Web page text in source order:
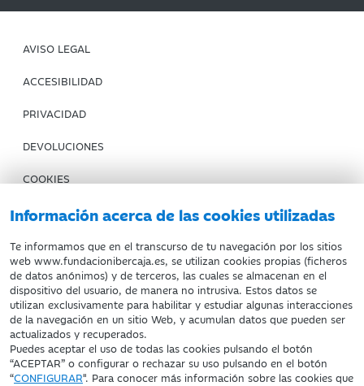
Información acerca de las cookies utilizadas
Te informamos que en el transcurso de tu navegación por los sitios
web www.fundacionibercaja.es, se utilizan cookies propias (ficheros
de datos anónimos) y de terceros, las cuales se almacenan en el
dispositivo del usuario, de manera no intrusiva. Estos datos se
utilizan exclusivamente para habilitar y estudiar algunas interacciones
de la navegación en un sitio Web, y acumulan datos que pueden ser
actualizados y recuperados.
Puedes aceptar el uso de todas las cookies pulsando el botón
“ACEPTAR” o configurar o rechazar su uso pulsando en el botón
“CONFIGURAR". Para conocer más información sobre las cookies que
AVISO LEGAL
ACCESIBILIDAD
PRIVACIDAD
DEVOLUCIONES
COOKIES
CONDICIONES DE COMPRA
IBERCAJA BANCO
Fundación Bancaria Ibercaja. C.I.F. G-50000652.
Inscrita en el Registro de Fundaciones del Mº de Educación,
Cultura y Deporte con el nº 1689.
Domicilio social: Joaquín Costa, 13. 50001 Zaragoza.